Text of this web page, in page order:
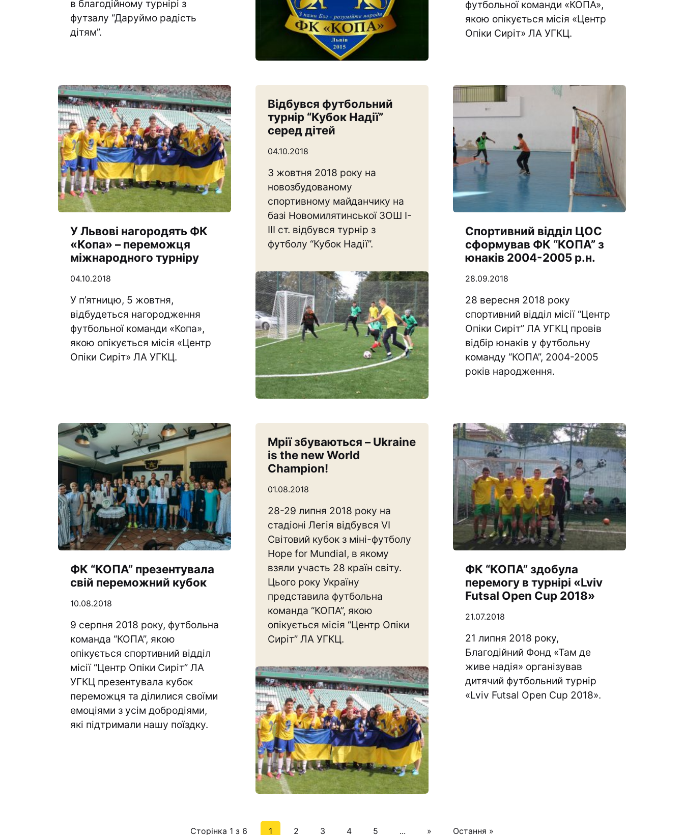
в благодійному турнірі з
футзалу “Даруймо радість
дітям”.
футбольної команди «КОПА»,
якою опікується місія «Центр
Опіки Сиріт» ЛА УГКЦ.
У Львові нагородять ФК
«Копа» – переможця
міжнародного турніру
04.10.2018
У п’ятницю, 5 жовтня,
відбудеться нагородження
футбольної команди «Копа»,
якою опікується місія «Центр
Опіки Сиріт» ЛА УГКЦ.
Відбувся футбольний
турнір “Кубок Надії”
серед дітей
04.10.2018
3 жовтня 2018 року на
новозбудованому
спортивному майданчику на
базі Новомилятинської ЗОШ I-
III ст. відбувся турнір з
футболу “Кубок Надії”.
Спортивний відділ ЦОС
сформував ФК “КОПА” з
юнаків 2004-2005 р.н.
28.09.2018
28 вересня 2018 року
спортивний відділ місії “Центр
Опіки Сиріт” ЛА УГКЦ провів
відбір юнаків у футбольну
команду “КОПА”, 2004-2005
років народження.
ФК “КОПА” презентувала
свій переможний кубок
10.08.2018
9 серпня 2018 року, футбольна
команда “КОПА”, якою
опікується спортивний відділ
місії “Центр Опіки Сиріт” ЛА
УГКЦ презентувала кубок
переможця та ділилися своїми
емоціями з усім добродіями,
які підтримали нашу поїздку.
Мрії збуваються – Ukraine
is the new World
Champion!
01.08.2018
28-29 липня 2018 року на
стадіоні Легія відбувся VI
Світовий кубок з міні-футболу
Hope for Mundial, в якому
взяли участь 28 країн світу.
Цього року Україну
представила футбольна
команда “КОПА”, якою
опікується місія “Центр Опіки
Сиріт” ЛА УГКЦ.
ФК “КОПА” здобула
перемогу в турнірі «Lviv
Futsal Open Cup 2018»
21.07.2018
21 липня 2018 року,
Благодійний Фонд «Там де
живе надія» організував
дитячий футбольний турнір
«Lviv Futsal Open Cup 2018».
Сторінка 1 з 6 1 2 3 4 5 ... » Остання »